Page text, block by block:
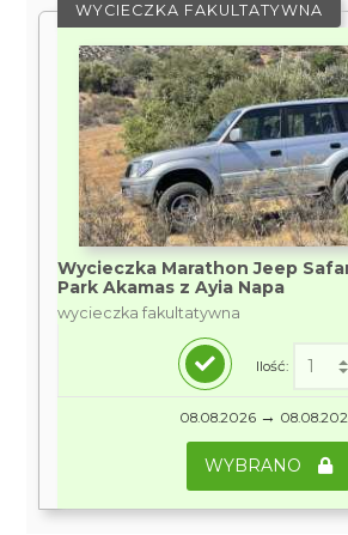
WYCIECZKA FAKULTATYWNA
Wycieczka Marathon Jeep
Park Akamas z Ayia Napa
wycieczka fakultatywna
Ilość:
08.08.2026 →
WYBRANO